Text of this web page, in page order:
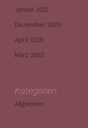
Januar 2021
Dezember 2020
April 2020
März 2020
Kategorien
Allgemein